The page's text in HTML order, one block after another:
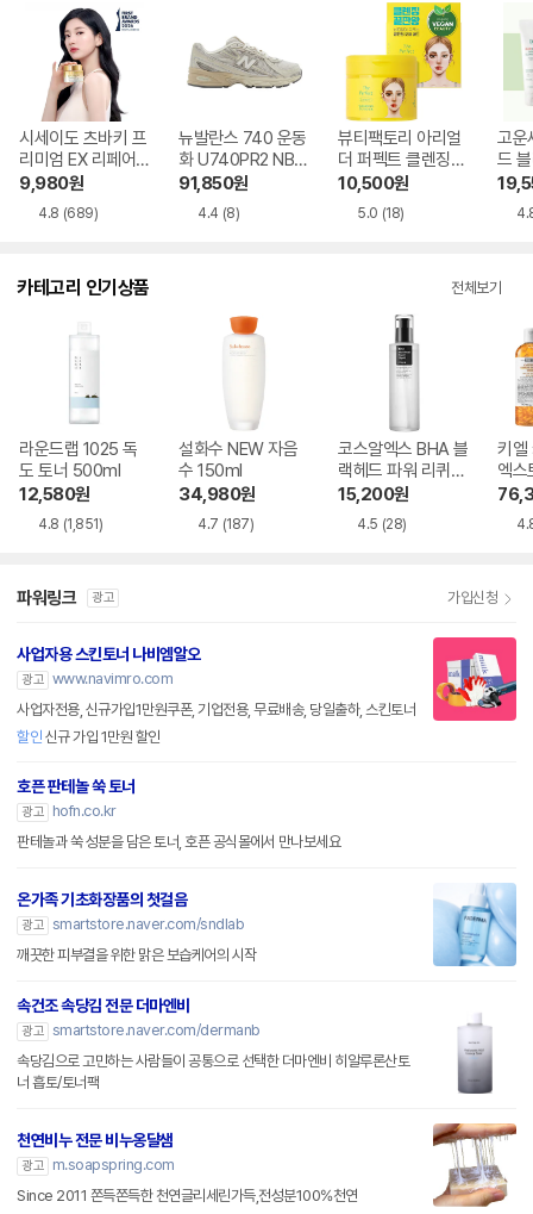
시세이도 츠바키 프
리미엄 EX 리페어
마스크 180g 1개
9,980원
4.8 (689)
뉴발란스 740 운동
화 U740PR2 NBP
DFS408T
91,850원
4.4 (8)
뷰티팩토리 아리얼
더 퍼펙트 클렌징
오일 패드 EX 60매
1개
10,500원
5.0 (18)
고운
드
처
l 3개
카테고리 인기상품 전체보기
라운드랩 1025 독
도 토너 500ml
12,580원
4.8 (1,851)
설화수 NEW 자음
수 150ml
34,980원
4.7 (187)
코스알엑스 BHA 블
랙헤드 파워 리퀴드
100ml
15,200원
4.5 (28)
키엘
엑스
파워링크 광고 가입신청
사업자용 스킨토너 나비엠알오
광고 www.navimro.com
사업자전용, 신규가입1만원쿠폰, 기업전용, 무료배송, 당일출하, 스킨토너
할인 신규 가입 1만원 할인
호픈 판테놀 쑥 토너
광고
hofn.co.kr
판테놀과 쑥 성분을 담은 토너, 호픈 공식몰에서 만나보세요
온가족 기초화장품의 첫걸음
광고 smartstore.naver.com/sndlab
깨끗한 피부결을 위한 맑은 보습케어의 시작
속건조 속당김 전문 더마엔비
광고 smartstore.naver.com/dermanb
속당김으로 고민하는 사람들이 공통으로 선택한 더마엔비 히알루론산토
너 흡토/토너팩
천연비누 전문 비누옹달샘
광고
m.soapspring.com
Since 2011 쫀득쫀득한 천연글리세린가득,전성분100%천연